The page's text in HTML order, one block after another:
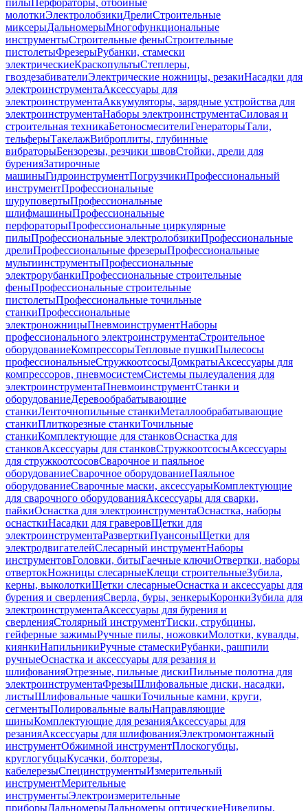
пилыПерфораторы, отбойные
молоткиЭлектролобзикиДрелиСтроительные
миксерыДальномерыМногофункциональные
инструментыСтроительные феныСтроительные
пистолетыФрезерыРубанки, стамески
электрическиеКраскопультыСтеплеры,
гвоздезабивателиЭлектрические ножницы, резакиНасадки для
электроинструментаАксессуары для
электроинструментаАккумуляторы, зарядные устройства для
электроинструментаНаборы электроинструментаСиловая и
строительная техникаБетоносмесителиГенераторыТали,
тельферыТакелажВиброплиты, глубинные
вибраторыБензорезы, резчики швовСтойки, дрели для
буренияЗатирочные
машиныГидроинструментПогрузчикиПрофессиональный
инструментПрофессиональные
шуруповертыПрофессиональные
шлифмашиныПрофессиональные
перфораторыПрофессиональные циркулярные
пилыПрофессиональные электролобзикиПрофессиональные
дрелиПрофессиональные фрезерыПрофессиональные
мультиинструментыПрофессиональные
электрорубанкиПрофессиональные строительные
феныПрофессиональные строительные
пистолетыПрофессиональные точильные
станкиПрофессиональные
электроножницыПневмоинструментНаборы
профессионального электроинструментаСтроительное
оборудованиеКомпрессорыТепловые пушкиПылесосы
профессиональныеСтружкоотсосыДомкратыАксессуары для
компрессоров, пневмосистемСистемы пылеудаления для
электроинструментаПневмоинструментСтанки и
оборудованиеДеревообрабатывающие
станкиЛенточнопильные станкиМеталлообрабатывающие
станкиПлиткорезные станкиТочильные
станкиКомплектующие для станковОснастка для
станковАксессуары для станковСтружкоотсосыАксессуары
для стружкоотсосовСварочное и паяльное
оборудованиеСварочное оборудованиеПаяльное
оборудованиеСварочные маски, аксессуарыКомплектующие
для сварочного оборудованияАксессуары для сварки,
пайкиОснастка для электроинструментаОснастка, наборы
оснасткиНасадки для граверовЩетки для
электроинструментаРазверткиПуансоныЩетки для
электродвигателейСлесарный инструментНаборы
инструментовГоловки, битыГаечные ключиОтвертки, наборы
отвертокНожницы слесарныеКлещи строительныеЗубила,
керны, выколоткиЩетки слесарныеОснастка и аксессуары для
бурения и сверленияСверла, буры, зенкерыКоронкиЗубила для
электроинструментаАксессуары для бурения и
сверленияСтолярный инструментТиски, струбцины,
гейферные зажимыРучные пилы, ножовкиМолотки, кувалды,
киянкиНапильникиРучные стамескиРубанки, рашпили
ручныеОснастка и аксессуары для резания и
шлифованияОтрезные, пильные дискиПильные полотна для
электроинструментаФрезыШлифовальные диски, насадки,
листыШлифовальные чашкиТочильные камни, круги,
сегментыПолировальные валыНаправляющие
шиныКомплектующие для резанияАксессуары для
резанияАксессуары для шлифованияЭлектромонтажный
инструментОбжимной инструментПлоскогубцы,
круглогубцыКусачки, болторезы,
кабелерезыСпецинструментыИзмерительный
инструментМерительные
инструментыЭлектроизмерительные
приборыДальномерыДальномеры оптическиеНивелиры,